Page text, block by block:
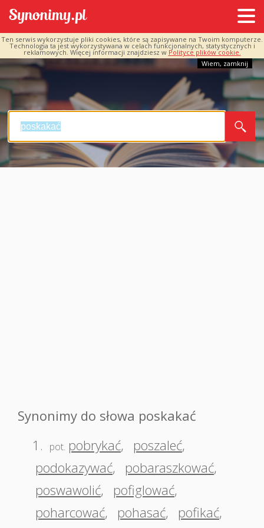
Ten serwis wykorzystuje pliki cookies, które są zapisywane na Twoim komputerze.
Technologia ta jest wykorzystywana w celach funkcjonalnych, statystycznych i
reklamowych. Więcej informacji znajdziesz w Polityce plików cookie.
Wiem, zamknij
Synonimy do słowa poskakać
1.
pot. pobrykać, poszaleć,
podokazywać, pobaraszkować,
poswawolić, pofiglować,
poharcować, pohasać, pofikać,